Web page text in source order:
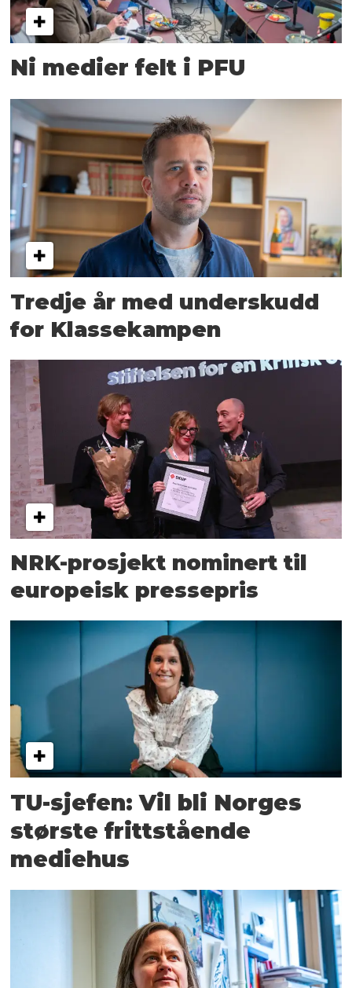
Ni medier felt i PFU
Tredje år med underskudd
for Klassekampen
NRK-prosjekt nominert til
europeisk pressepris
TU-sjefen: Vil bli Norges
største frittstående
mediehus